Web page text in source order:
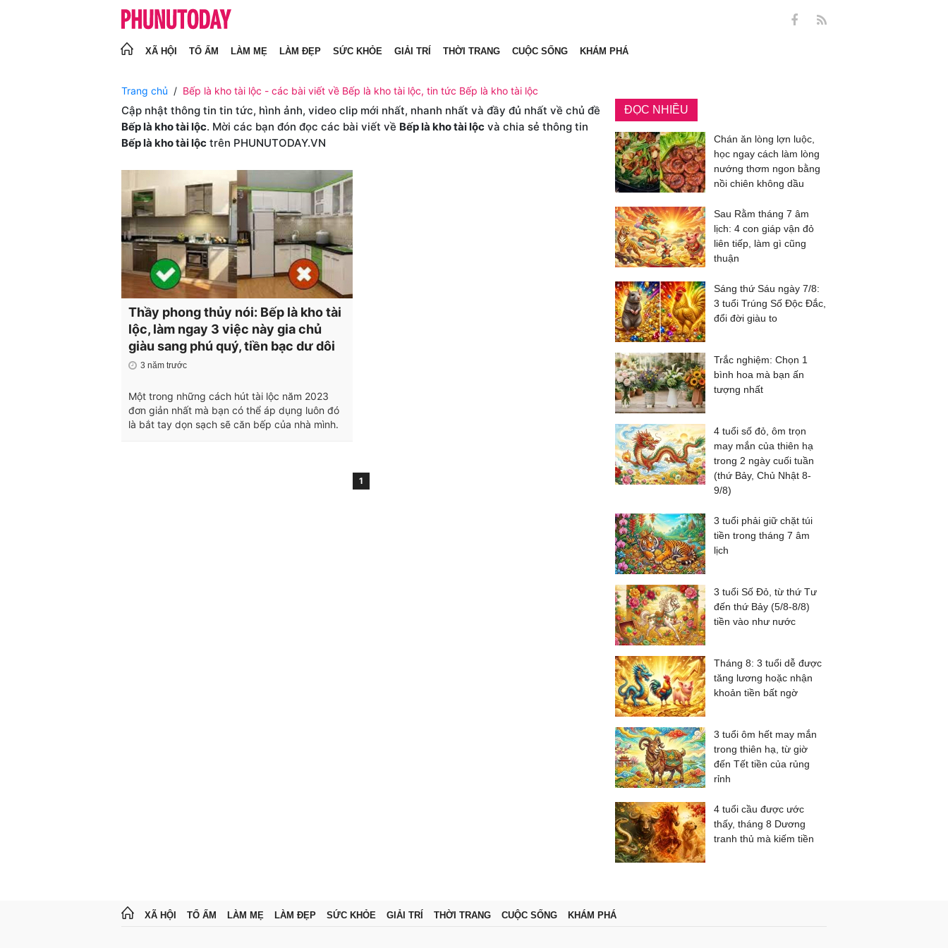
XÃ HỘI TỔ ẤM LÀM MẸ LÀM ĐẸP SỨC KHỎE GIẢI TRÍ THỜI TRANG CUỘC SỐNG KHÁM PHÁ
Trang chủ Bếp là kho tài lộc - các bài viết về Bếp là kho tài lộc, tin tức Bếp là kho tài lộc
Cập nhật thông tin tin tức, hình ảnh, video clip mới nhất, nhanh nhất và đầy đủ nhất về chủ đề
Bếp là kho tài lộc. Mời các bạn đón đọc các bài viết về Bếp là kho tài lộc và chia sẻ thông tin
Bếp là kho tài lộc trên PHUNUTODAY.VN
Thầy phong thủy nói: Bếp là kho tài
lộc, làm ngay 3 việc này gia chủ
giàu sang phú quý, tiền bạc dư dôi
3 năm trước
Một trong những cách hút tài lộc năm 2023
đơn giản nhất mà bạn có thể áp dụng luôn đó
là bắt tay dọn sạch sẽ căn bếp của nhà mình.
1
ĐỌC NHIỀU
Chán ăn lòng lợn luộc,
học ngay cách làm lòng
nướng thơm ngon bằng
nồi chiên không dầu
Sau Rằm tháng 7 âm
lịch: 4 con giáp vận đỏ
liên tiếp, làm gì cũng
thuận
Sáng thứ Sáu ngày 7/8:
3 tuổi Trúng Số Độc Đắc,
đổi đời giàu to
Trắc nghiệm: Chọn 1
bình hoa mà bạn ấn
tượng nhất
4 tuổi số đỏ, ôm trọn
may mắn của thiên hạ
trong 2 ngày cuối tuần
(thứ Bảy, Chủ Nhật 8-
9/8)
3 tuổi phải giữ chặt túi
tiền trong tháng 7 âm
lịch
3 tuổi Số Đỏ, từ thứ Tư
đến thứ Bảy (5/8-8/8)
tiền vào như nước
Tháng 8: 3 tuổi dễ được
tăng lương hoặc nhận
khoản tiền bất ngờ
3 tuổi ôm hết may mắn
trong thiên hạ, từ giờ
đến Tết tiền của rủng
rỉnh
4 tuổi cầu được ước
thấy, tháng 8 Dương
tranh thủ mà kiếm tiền
XÃ HỘI TỔ ẤM LÀM MẸ LÀM ĐẸP SỨC KHỎE GIẢI TRÍ THỜI TRANG CUỘC SỐNG KHÁM PHÁ